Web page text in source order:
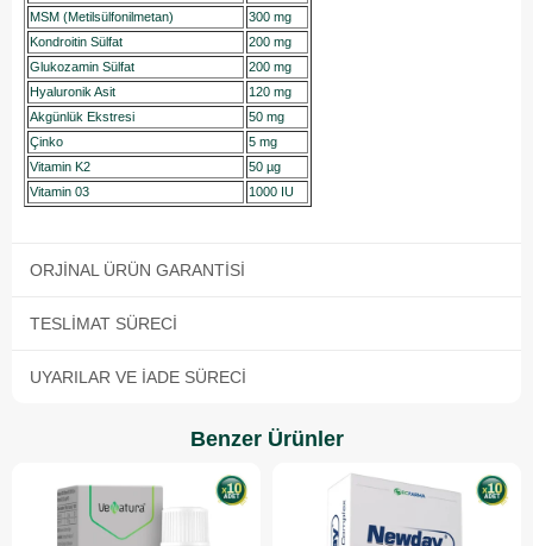
MSM (Metilsülfonilmetan)
300 mg
Kondroitin Sülfat
200 mg
Glukozamin Sülfat
200 mg
Hyaluronik Asit
120 mg
Akgünlük Ekstresi
50 mg
Çinko
5 mg
Vitamin K2
50 µg
Vitamin 03
1000 IU
ORJINAL ÜRÜN GARANTISI
TESLIMAT SÜRECI
UYARILAR VE İADE SÜRECI
Benzer Ürünler